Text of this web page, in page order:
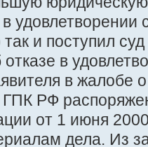
удовлетворении
и поступил
в
в жалобе
ГПК РФ
от 1 июня
дела. Из